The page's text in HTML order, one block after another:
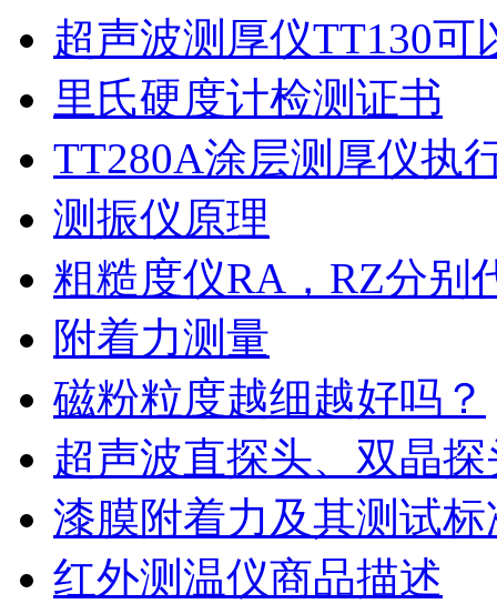
超声波测厚仪TT130可
里氏硬度计检测证书
TT280A涂层测厚仪执
测振仪原理
粗糙度仪RA，RZ分别
附着力测量
磁粉粒度越细越好吗？
超声波直探头、双晶
漆膜附着力及其测试标
红外测温仪商品描述